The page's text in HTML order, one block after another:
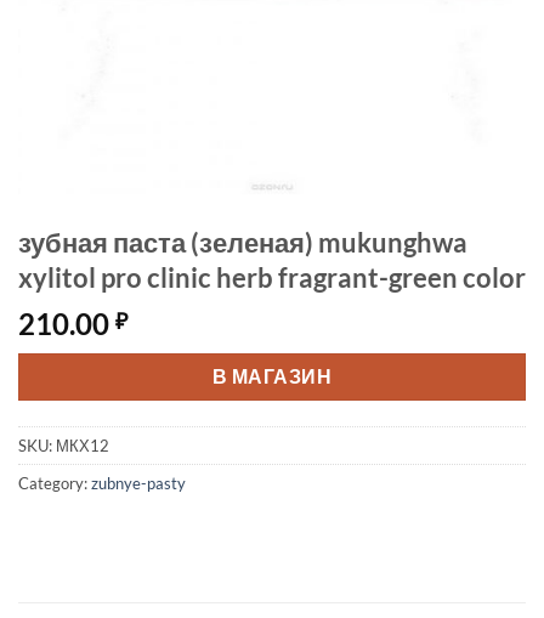
зубная паста (зеленая) mukunghwa
xylitol pro clinic herb fragrant-green color
210.00 ₽
В МАГАЗИН
SKU: МКХ12
Category:zubnye-pasty